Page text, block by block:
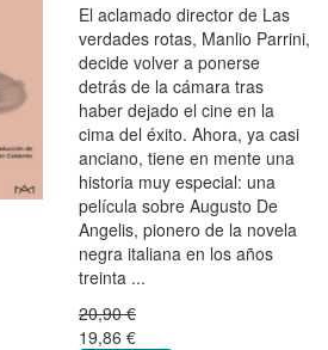
El aclamado director de Las
verdades rotas, Manlio Parrini,
decide volver a ponerse
detrás de la cámara tras
haber dejado el cine en la
cima del éxito. Ahora, ya casi
anciano, tiene en mente una
historia muy especial: una
película sobre Augusto De
Angelis, pionero de la novela
negra italiana en los años
treinta ...
20,90 €
19,86 €